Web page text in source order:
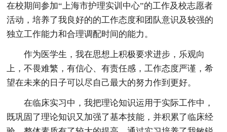
在校期间参加“上海市护理实训中心”的工作及校志愿者
活动，培养了我良好的的工作态度和团队意识及较强的
独立工作能力和合理调配时间的能力。
作为医学生，我在思想上积极要求进步，乐观向
上，不畏难繁，有信心、有责任感，工作态度严谨，希
望在未来的日子可以尽自己最大的努力作到更好。
在临床实习中，我把理论知识运用于实际工作中，
既巩固了理论知识又加强了基本技能，并积累了临床经